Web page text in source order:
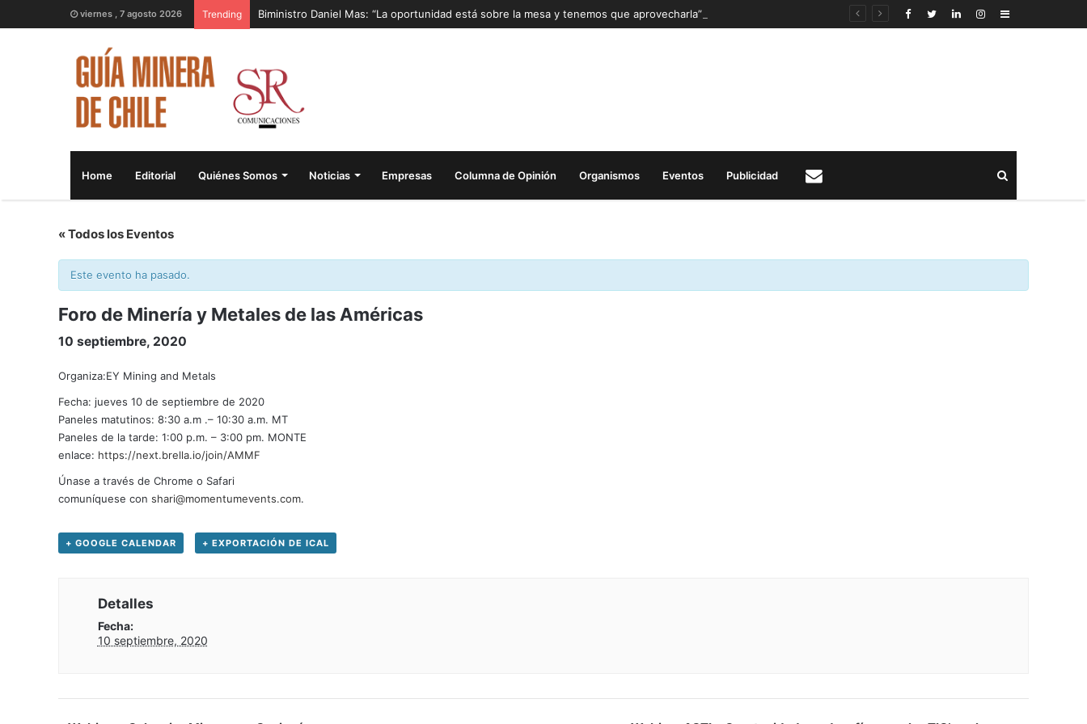
viernes , 7 agosto 2026 Trending Biministro Daniel Mas: “La oportunidad está sobre la mesa y tenemos que aprovecharla” Sidebar
Home Editorial Quiénes Somos Noticias Empresas Columna de Opinión Organismos Eventos Publicidad
« Todos los Eventos
Este evento ha pasado.
Foro de Minería y Metales de las Américas
10 septiembre, 2020
Organiza:EY Mining and Metals
Fecha: jueves 10 de septiembre de 2020
Paneles matutinos: 8:30 a.m .– 10:30 a.m. MT
Paneles de la tarde: 1:00 p.m. – 3:00 pm. MONTE
enlace: https://next.brella.io/join/AMMF
Únase a través de Chrome o Safari
comuníquese con shari@momentumevents.com.
+ GOOGLE CALENDAR + EXPORTACIÓN DE ICAL
Detalles
Fecha:
10 septiembre, 2020